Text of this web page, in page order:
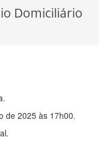
Domiciliário
de 2025 às 17h00.